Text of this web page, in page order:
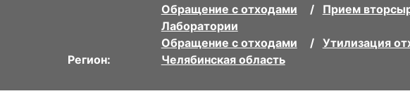
Обращение с отходами
Прием
Лаборатории
Обращение с отходами
Утилизация
Регион:
Челябинская область